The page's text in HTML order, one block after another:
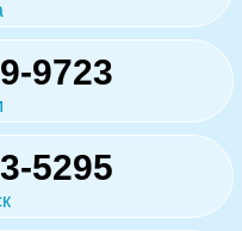
9723
5295